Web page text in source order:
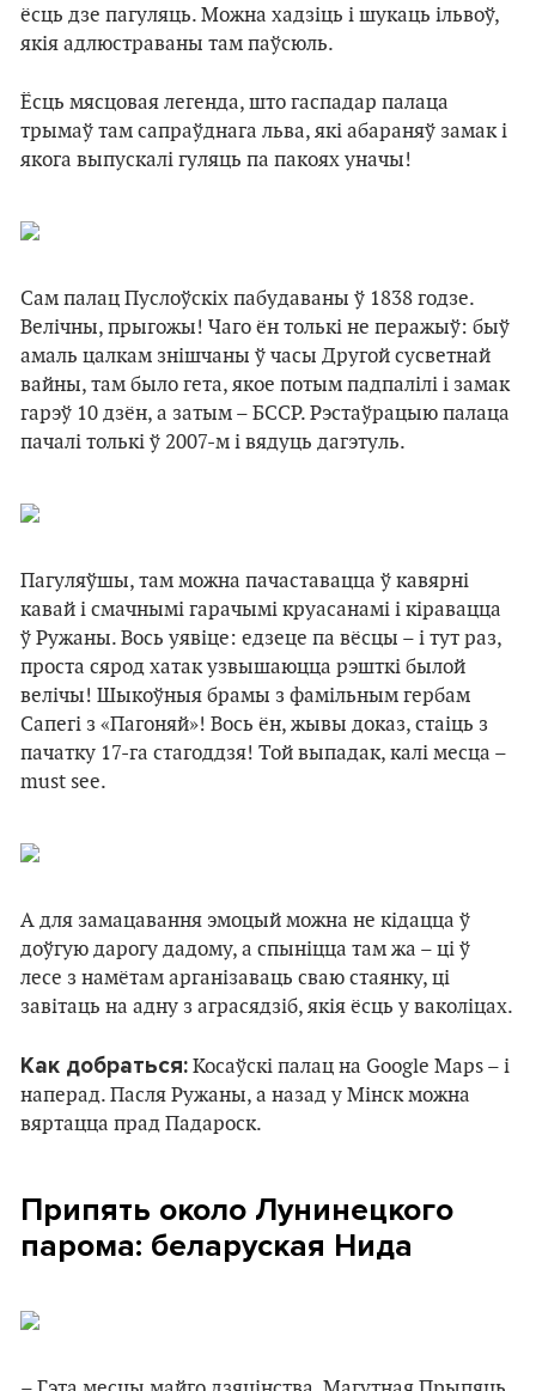
ёсць дзе пагуляць. Можна хадзіць і шукаць ільвоў,
якія адлюстраваны там паўсюль.
Ёсць мясцовая легенда, што гаспадар палаца
трымаў там сапраўднага льва, які абараняў замак і
якога выпускалі гуляць па пакоях уначы!
Сам палац Пуслоўскіх пабудаваны ў 1838 годзе.
Велічны, прыгожы! Чаго ён толькі не перажыў: быў
амаль цалкам знішчаны ў часы Другой сусветнай
вайны, там было гета, якое потым падпалілі і замак
гарэў 10 дзён, а затым – БССР. Рэстаўрацыю палаца
пачалі толькі ў 2007-м і вядуць дагэтуль.
Пагуляўшы, там можна пачаставацца ў кавярні
кавай і смачнымі гарачымі круасанамі і кіравацца
ў Ружаны. Вось уявіце: едзеце па вёсцы – і тут раз,
проста сярод хатак узвышаюцца рэшткi былой
велічы! Шыкоўныя брамы з фамільным гербам
Сапегі з «Пагоняй»! Вось ён, жывы доказ, стаіць з
пачатку 17-га стагоддзя! Той выпадак, калі месца –
must see.
А для замацавання эмоцый можна не кідацца ў
доўгую дарогу дадому, а спыніцца там жа – ці ў
лесе з намётам арганізаваць сваю стаянку, ці
завітаць на адну з аграсядзіб, якія ёсць у ваколіцах.
Как добраться: Косаўскі палац на Google Мaps – і
наперад. Пасля Ружаны, а назад у Мінск можна
вяртацца прад Падароск.
Припять около Лунинецкого
парома: беларуская Нида